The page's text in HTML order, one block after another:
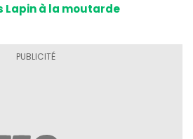
Lapin à la moutarde